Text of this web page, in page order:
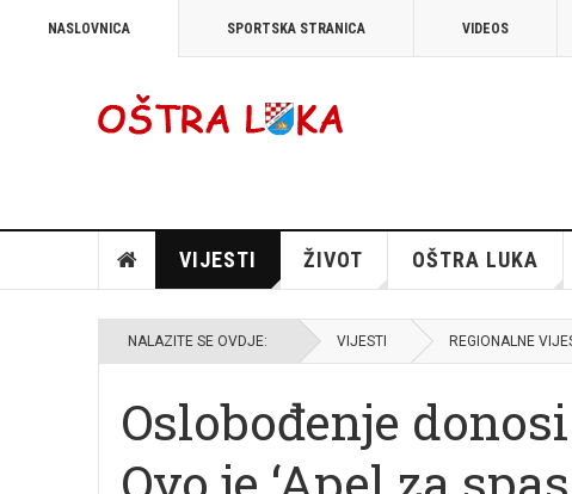
NASLOVNICA SPORTSKA STRANICA VIDEOS
VIJESTI ŽIVOT OŠTRA LUKA
NALAZITE SE OVDJE: VIJESTI REGIONALNE
Oslobođenje